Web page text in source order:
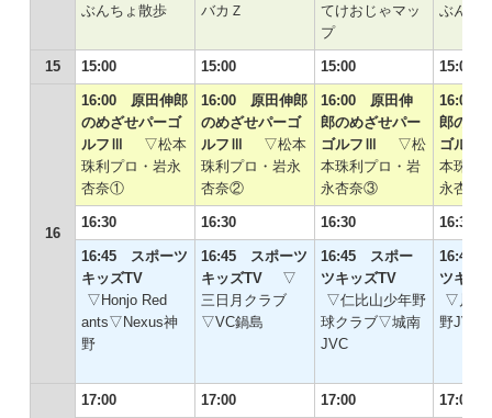
ぶんちょ散歩
バカＺ
てけおじゃマッ
プ
ぶんち
15 15:00 15:00 15:00 15:00
16
16:00 原田伸郎
のめざせパーゴ
ルフⅢ
▽松本
珠利プロ・岩永
杏奈①
16:00 原田伸郎
のめざせパーゴ
ルフⅢ
▽松本
珠利プロ・岩永
杏奈②
16:00 原田伸
郎のめざせパー
ゴルフⅢ
▽松
本珠利プロ・岩
永杏奈③
16:00
郎のめ
ゴル
本珠利
永杏奈
16:30 16:30 16:30 16:30
16:45 スポーツ
キッズTV
▽Honjo Red
ants▽Nexus神
野
16:45 スポーツ
キッズTV
▽
三日月クラブ
▽VC鍋島
16:45 スポー
ツキッズTV
▽仁比山少年野
球クラブ▽城南
JVC
16:45
ツキ
▽川副
野JVC
17:00 17:00 17:00 17:00